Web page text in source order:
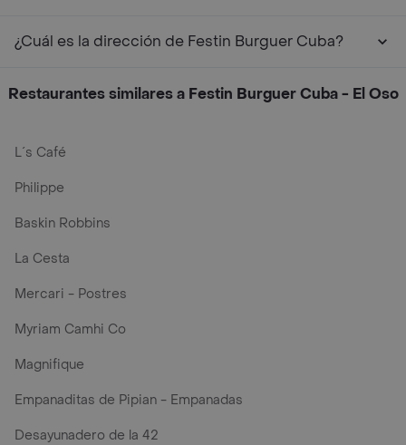
¿Cuál es la dirección de Festin Burguer Cuba?
Restaurantes similares a Festin Burguer Cuba - El Oso
L´s Café
Philippe
Baskin Robbins
La Cesta
Mercari - Postres
Myriam Camhi Co
Magnifique
Empanaditas de Pipian - Empanadas
Desayunadero de la 42